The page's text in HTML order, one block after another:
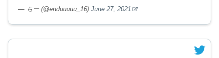
— ちー (@enduuuuu_16) June 27, 2021